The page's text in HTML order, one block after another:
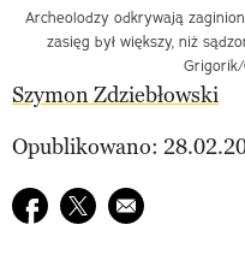
Archeolodzy odkrywają
zasięg był większy, niż
Grigorik/
Szymon Zdziebłowski
Opublikowano:
Udostępnij na facebook
Udostępnij na
E-mail do